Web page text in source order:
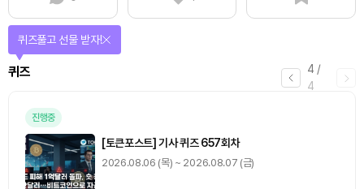
4 /
4
퀴즈
퀴즈풀고 선물 받자!
진행중
[토큰포스트] 기사 퀴즈 657회차
2026.08.06 (목) ~ 2026.08.07 (금)